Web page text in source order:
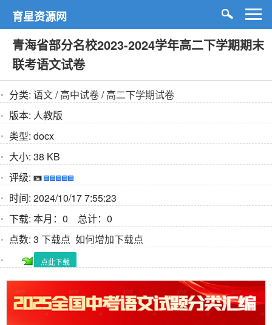
育星资源网
青海省部分名校2023-2024学年高二下学期期末
联考语文试卷
分类: 语文/高中试卷/高二下学期试卷
版本: 人教版
类型: docx
大小: 38 KB
评级:
时间: 2024/10/17 7:55:23
下载: 本月：0 总计：0
点数: 3 下载点 如何增加下载点
点此下载